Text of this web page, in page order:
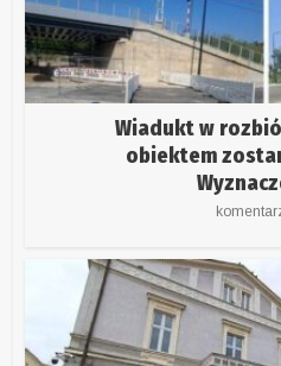
Wiadukt w
obiektem